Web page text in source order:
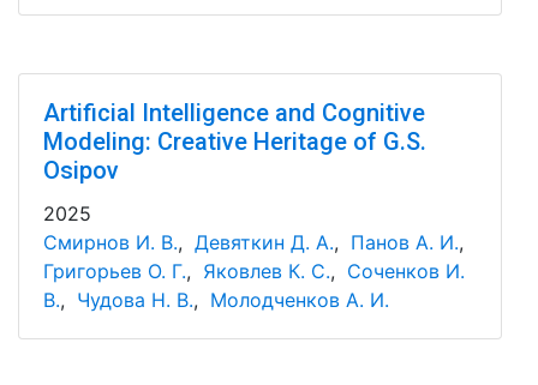
Artificial Intelligence and Cognitive
Modeling: Creative Heritage of G.S.
Osipov
2025
Смирнов И. В., Девяткин Д. А., Панов А. И.,
Григорьев О. Г., Яковлев К. С., Соченков И.
В., Чудова Н. В., Молодченков А. И.